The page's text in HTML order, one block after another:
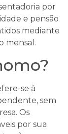
por
e pensão
mediante
mensal.
se à
sem
Os
por sua